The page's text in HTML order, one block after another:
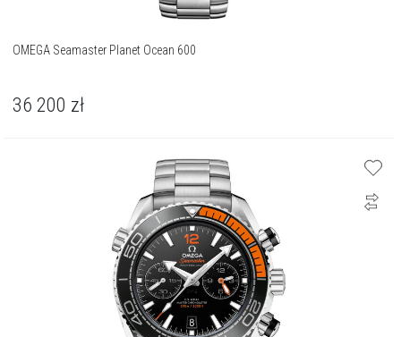
OMEGA Seamaster Planet Ocean 600
36 200 zł